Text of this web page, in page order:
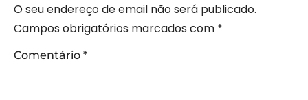
O seu endereço de email não será publicado.
Campos obrigatórios marcados com *
Comentário *